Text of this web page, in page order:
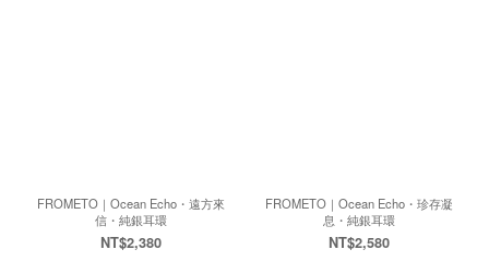
FROMETO｜Ocean Echo・遠方來
信・純銀耳環
NT$2,380
FROMETO｜Ocean Echo・珍存凝
息・純銀耳環
NT$2,580